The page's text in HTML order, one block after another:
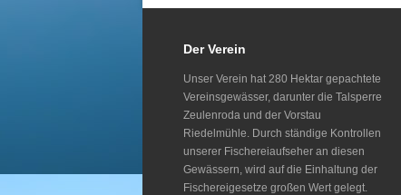
Der Verein
Unser Verein hat 280 Hektar gepachtete
Vereinsgewässer, darunter die Talsperre
Zeulenroda und der Vorstau
Riedelmühle. Durch ständige Kontrollen
unserer Fischereiaufseher an diesen
Gewässern, wird auf die Einhaltung der
Fischereigesetze großen Wert gelegt.